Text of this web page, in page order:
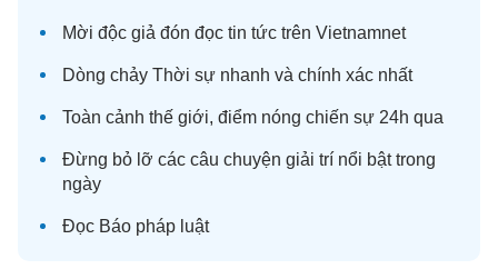
Mời độc giả đón đọc tin tức trên Vietnamnet
Dòng chảy Thời sự nhanh và chính xác nhất
Toàn cảnh thế giới, điểm nóng chiến sự 24h qua
Đừng bỏ lỡ các câu chuyện giải trí nổi bật trong
ngày
Đọc Báo pháp luật